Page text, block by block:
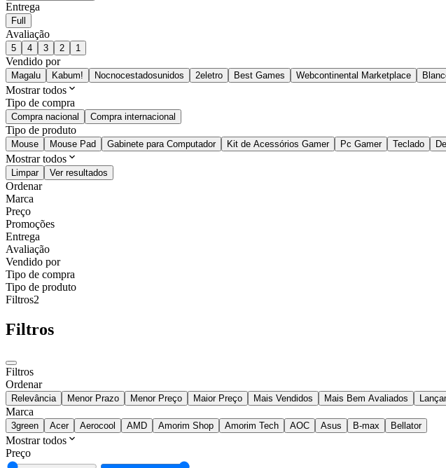
Entrega
Full
Avaliação
5 4 3 2 1
Vendido por
Magalu Kabum! Nocnocestadosunidos 2eletro Best Games Webcontinental Marketplace
Mostrar todos
Tipo de compra
Compra nacional Compra internacional
Tipo de produto
Mouse Mouse Pad Gabinete para Computador Kit de Acessórios Gamer Pc Gamer Teclado
Mostrar todos
Limpar Ver resultados
Ordenar
Marca
Preço
Promoções
Entrega
Avaliação
Vendido por
Tipo de compra
Tipo de produto
Filtros2
Filtros
Filtros
Ordenar
Relevância Menor Prazo Menor Preço Maior Preço Mais Vendidos Mais Bem Avaliados
Marca
3green Acer Aerocool AMD Amorim Shop Amorim Tech AOC Asus B-max Bellator
Mostrar todos
Preço